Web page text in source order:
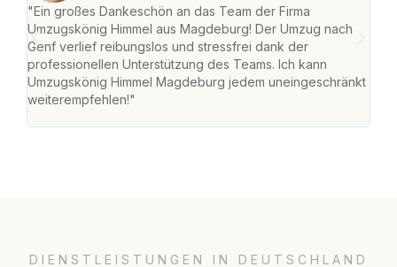
"Ein großes Dankeschön an das Team der Firma
Umzugskönig Himmel aus Magdeburg! Der Umzug nach
Genf verlief reibungslos und stressfrei dank der
professionellen Unterstützung des Teams. Ich kann
Umzugskönig Himmel Magdeburg jedem uneingeschränkt
weiterempfehlen!"
DIENSTLEISTUNGEN IN DEUTSCHLAND